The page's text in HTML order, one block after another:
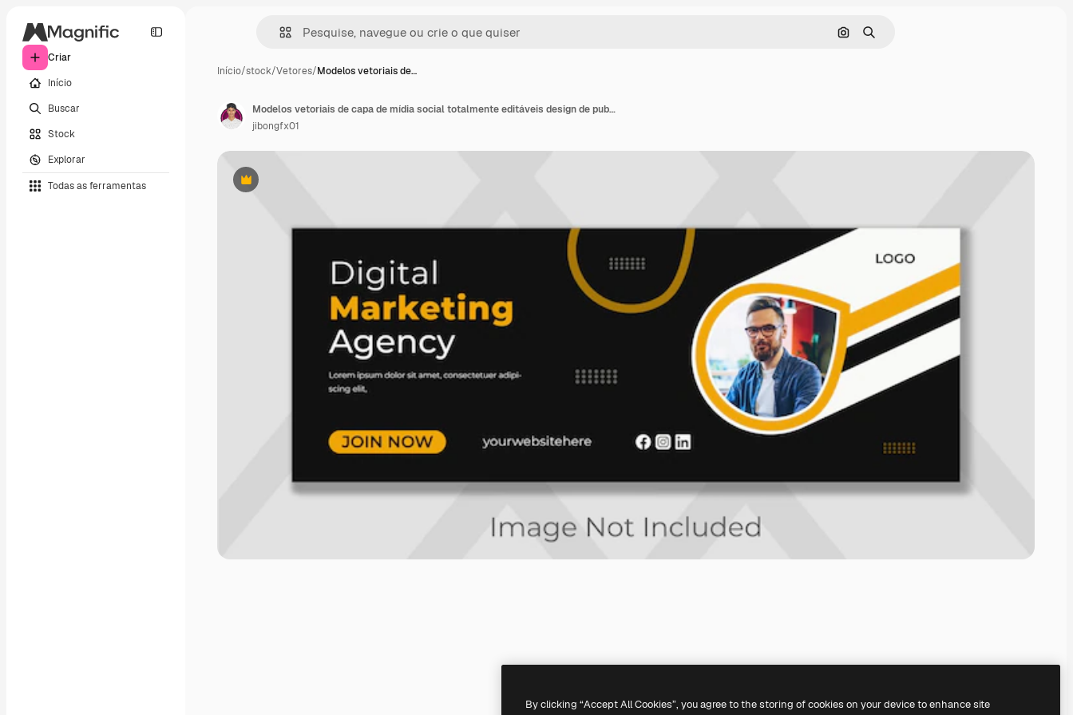
Criar
Início
Buscar
Stock
Explorar
Todas as ferramentas
Pesquisar por imagem
Buscar
Início/stock/Vetores/Modelos vetoriais de…
Premium
Modelos vetoriais de capa de mídia social totalmente editáveis design de publicidade postagem de banner de mídia social
jibongfx01
By clicking “Accept All Cookies”, you agree to the storing of cookies on your device to enhance site